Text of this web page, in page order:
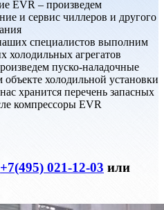
EVR – произведем
и сервис чиллеров и другого
специалистов выполним
холодильных агрегатов
пуско-наладочные
холодильной установки
хранится перечень запасных
компрессоры EVR
+7(495) 021-12-03 или